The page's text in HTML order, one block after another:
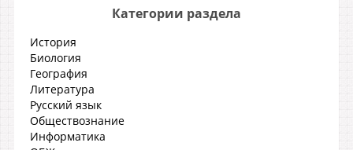
Категории раздела
История
Биология
География
Литература
Русский язык
Обществознание
Информатика